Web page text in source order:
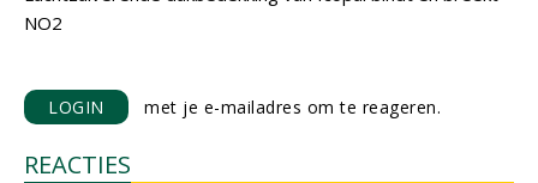
NO2
LOGIN met je e-mailadres om te reageren.
REACTIES